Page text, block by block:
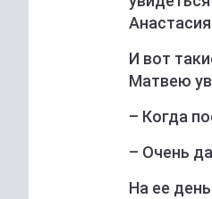
И вот
Матвею
– Когда
– Очень
На ее